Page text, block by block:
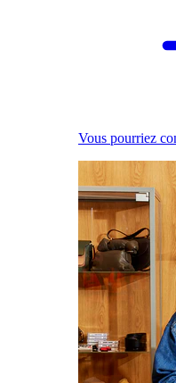
Vous pourriez